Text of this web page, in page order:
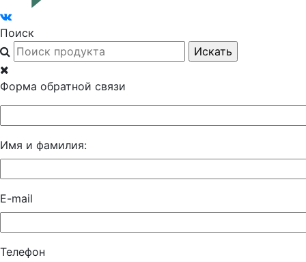
Поиск
Форма обратной связи
Имя и фамилия:
E-mail
Телефон